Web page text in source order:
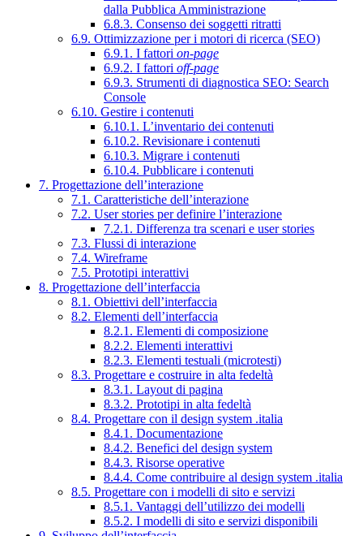
dalla Pubblica Amministrazione
6.8.3. Consenso dei soggetti ritratti
6.9. Ottimizzazione per i motori di ricerca (SEO)
6.9.1. I fattori on-page
6.9.2. I fattori off-page
6.9.3. Strumenti di diagnostica SEO: Search
Console
6.10. Gestire i contenuti
6.10.1. L’inventario dei contenuti
6.10.2. Revisionare i contenuti
6.10.3. Migrare i contenuti
6.10.4. Pubblicare i contenuti
7. Progettazione dell’interazione
7.1. Caratteristiche dell’interazione
7.2. User stories per definire l’interazione
7.2.1. Differenza tra scenari e user stories
7.3. Flussi di interazione
7.4. Wireframe
7.5. Prototipi interattivi
8. Progettazione dell’interfaccia
8.1. Obiettivi dell’interfaccia
8.2. Elementi dell’interfaccia
8.2.1. Elementi di composizione
8.2.2. Elementi interattivi
8.2.3. Elementi testuali (microtesti)
8.3. Progettare e costruire in alta fedeltà
8.3.1. Layout di pagina
8.3.2. Prototipi in alta fedeltà
8.4. Progettare con il design system .italia
8.4.1. Documentazione
8.4.2. Benefici del design system
8.4.3. Risorse operative
8.4.4. Come contribuire al design system .italia
8.5. Progettare con i modelli di sito e servizi
8.5.1. Vantaggi dell’utilizzo dei modelli
8.5.2. I modelli di sito e servizi disponibili